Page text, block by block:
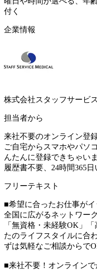
付く
企業情報
株式会社スタッフサービ
担当者から
来社不要のオンライン登
ご自宅からスマホやパソ
んたんに登録できちゃいま
履歴書不要、24時間365日
フリーテキスト
■希望に合ったお仕事がイ
全国に広がるネットワー
「無資格・未経験OK」
たのライフスタイルに合
ずは気軽なご相談からで
■来社不要！オンライン